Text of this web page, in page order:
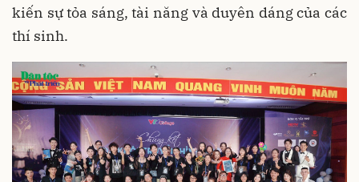
kiến sự tỏa sáng, tài năng và duyên dáng của các
thí sinh.